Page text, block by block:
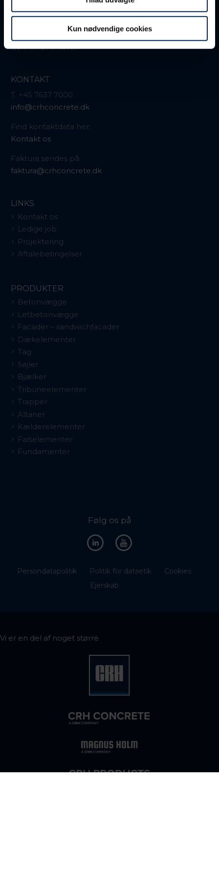
Kun nødvendige cookies
Ribevej 45
DK-6650 Brørup
CVR-nr. 21474878
KONTAKT
T. +45 7637 7000
info@crhconcrete.dk
Find kontaktdata her:
Kontakt os
Faktura sendes på:
faktura@crhconcrete.dk
LINKS
Kontakt os
Ledige job
Projektering
Aftalebetingelser
PRODUKTER
Betonvægge
Letbetonvægge
Facader – sandwichfacader
Dækelementer
Tag
Søjler
Bjælker
Tribuneelementer
Trapper
Altaner
Kælderelementer
Falselementer
Fundamenter
Følg os på
Persondatapolitik Politik for dataetik
Cookies
Ejerskab
Vi er en del af noget større